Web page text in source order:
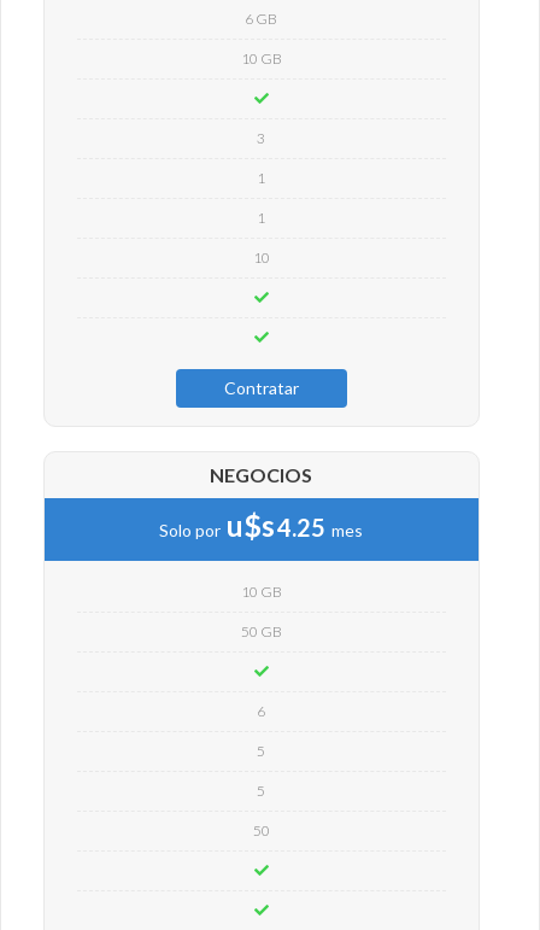
6 GB
10 GB
3
1
1
10
Contratar
NEGOCIOS
Solo por u$s4.25 mes
10 GB
50 GB
6
5
5
50